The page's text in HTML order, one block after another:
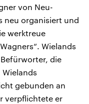
von Neu-
neu organisiert und
werktreue
Wielands
die
gebunden an
verpflichtete er